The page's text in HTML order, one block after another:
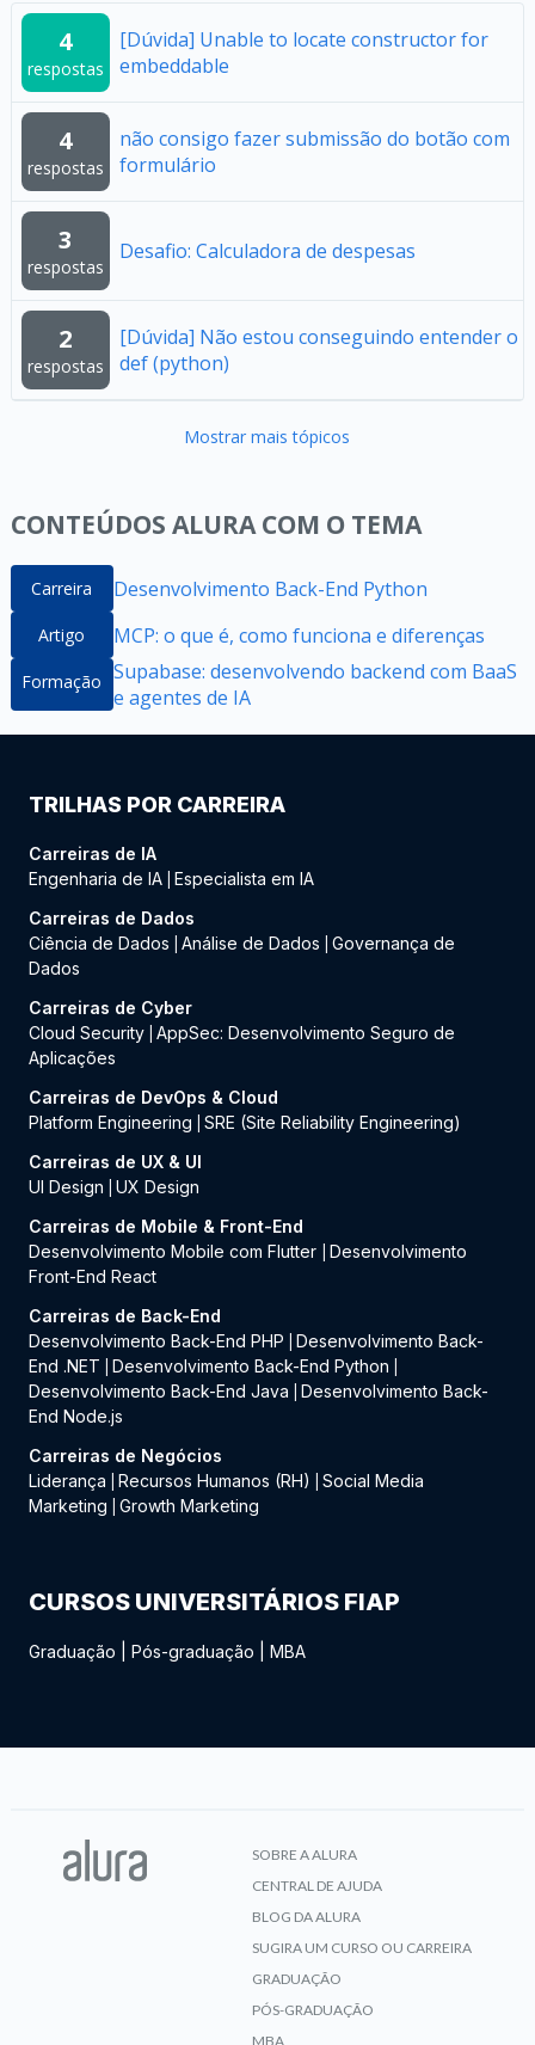
4
respostas
[Dúvida] Unable to locate constructor for
embeddable
4
respostas
não consigo fazer submissão do botão com
formulário
3
respostas
Desafio: Calculadora de despesas
2
respostas
[Dúvida] Não estou conseguindo entender o
def (python)
Mostrar mais tópicos
CONTEÚDOS ALURA COM O TEMA
Carreira Desenvolvimento Back-End Python
Artigo MCP: o que é, como funciona e diferenças
Formação Supabase: desenvolvendo backend com BaaS
e agentes de IA
TRILHAS POR CARREIRA
Carreiras de IA
Engenharia de IA Especialista em IA
Carreiras de Dados
Ciência de Dados
Análise de Dados
Governança de
Dados
Carreiras de Cyber
Cloud Security AppSec: Desenvolvimento Seguro de
Aplicações
Carreiras de DevOps & Cloud
Platform Engineering
SRE (Site Reliability Engineering)
Carreiras de UX & UI
UI Design
UX Design
Carreiras de Mobile & Front-End
Desenvolvimento Mobile com Flutter
Desenvolvimento
Front-End React
Carreiras de Back-End
Desenvolvimento Back-End PHP
Desenvolvimento Back-
End .NET
Desenvolvimento Back-End Python
Desenvolvimento Back-End Java
Desenvolvimento Back-
End Node.js
Carreiras de Negócios
Liderança
Recursos Humanos (RH)
Social Media
Marketing
Growth Marketing
CURSOS UNIVERSITÁRIOS FIAP
Graduação Pós-graduação MBA
SOBRE A ALURA
CENTRAL DE AJUDA
BLOG DA ALURA
SUGIRA UM CURSO OU CARREIRA
GRADUAÇÃO
PÓS-GRADUAÇÃO
MBA